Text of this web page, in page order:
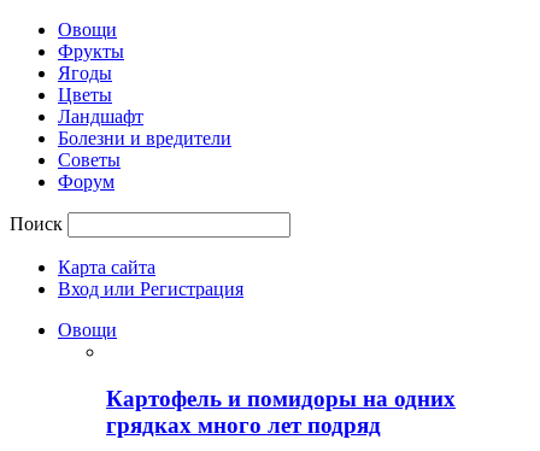
Овощи
Фрукты
Ягоды
Цветы
Ландшафт
Болезни и вредители
Советы
Форум
Поиск
Карта сайта
Вход или Регистрация
Овощи
Картофель и помидоры на одних
грядках много лет подряд